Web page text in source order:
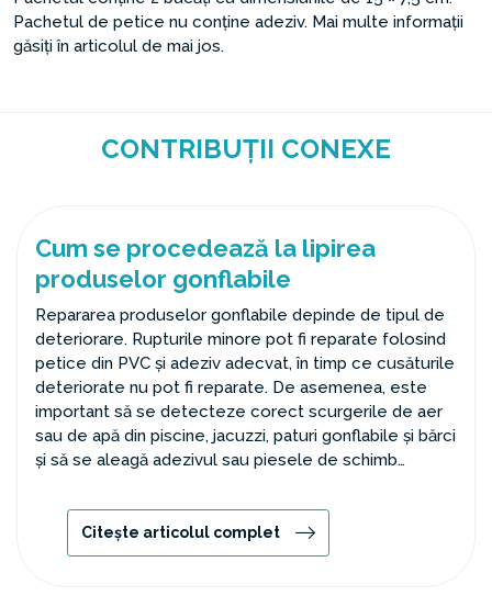
Pachetul de petice nu conține adeziv. Mai multe informații
găsiți în articolul de mai jos.
CONTRIBUȚII CONEXE
Cum se procedează la lipirea
produselor gonflabile
Repararea produselor gonflabile depinde de tipul de
deteriorare. Rupturile minore pot fi reparate folosind
petice din PVC și adeziv adecvat, în timp ce cusăturile
deteriorate nu pot fi reparate. De asemenea, este
important să se detecteze corect scurgerile de aer
sau de apă din piscine, jacuzzi, paturi gonflabile și bărci
și să se aleagă adezivul sau piesele de schimb
Citește articolul complet